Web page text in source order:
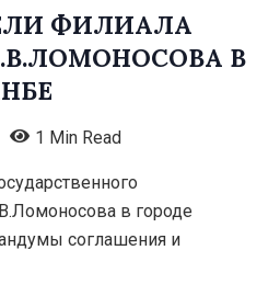
ФИЛИАЛА
В
1 Min Read
в городе
соглашения и